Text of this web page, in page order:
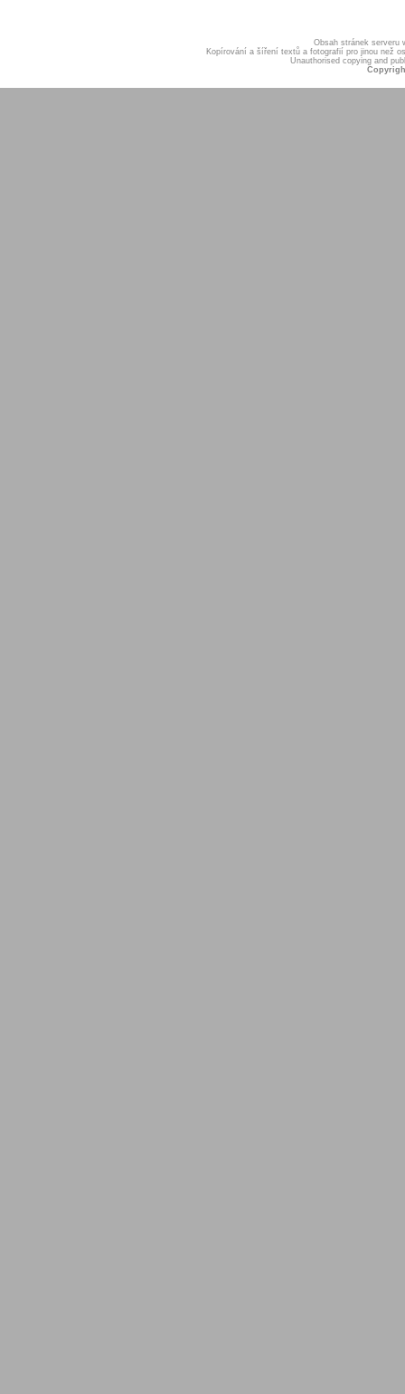
Obsah stránek serveru
Kopírování a šíření textů a fotografií pro jinou než
Unauthorised copying and